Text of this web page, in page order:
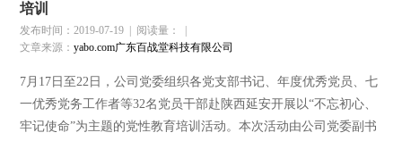
培训
发布时间：2019-07-19 阅读量：
文章来源：yabo.com广东百战堂科技有限公司
7月17日至22日，公司党委组织各党支部书记、年度优秀党员、七
一优秀党务工作者等32名党员干部赴陕西延安开展以“不忘初心、
牢记使命”为主题的党性教育培训活动。本次活动由公司党委副书